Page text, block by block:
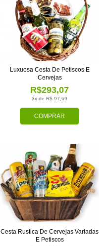
COMPRAR
3x de R$ 97,69
R$293,07
Luxuosa Cesta De Petiscos E
Cervejas
Cesta Rustica De Cervejas Variadas
E Petiscos